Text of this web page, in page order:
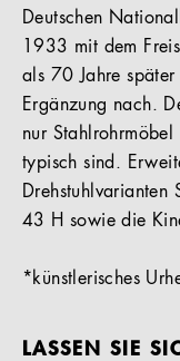
Deutschen
1933 mit dem
als 70 Jahre
Ergänzung nach.
nur
typisch sind.
43 H sowie die
*künstlerisches
LASSEN SIE